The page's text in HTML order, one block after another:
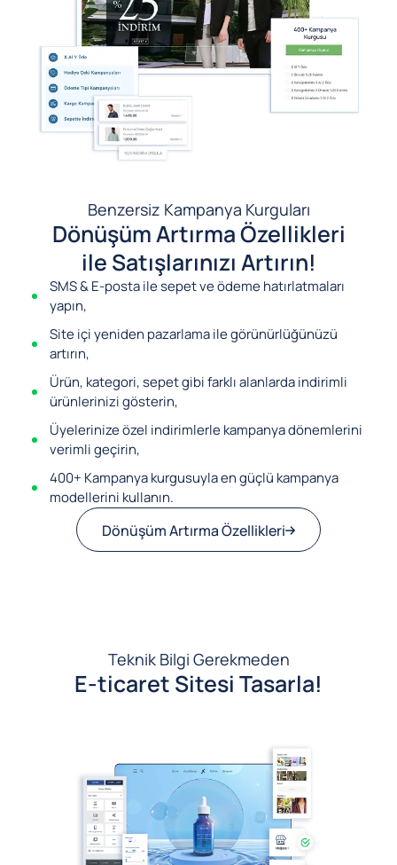
Benzersiz Kampanya Kurguları
Dönüşüm Artırma Özellikleri
ile Satışlarınızı Artırın!
SMS & E-posta ile sepet ve ödeme hatırlatmaları
yapın,
Site içi yeniden pazarlama ile görünürlüğünüzü
artırın,
Ürün, kategori, sepet gibi farklı alanlarda indirimli
ürünlerinizi gösterin,
Üyelerinize özel indirimlerle kampanya dönemlerini
verimli geçirin,
400+ Kampanya kurgusuyla en güçlü kampanya
modellerini kullanın.
Dönüşüm Artırma Özellikleri
Teknik Bilgi Gerekmeden
E-ticaret Sitesi Tasarla!